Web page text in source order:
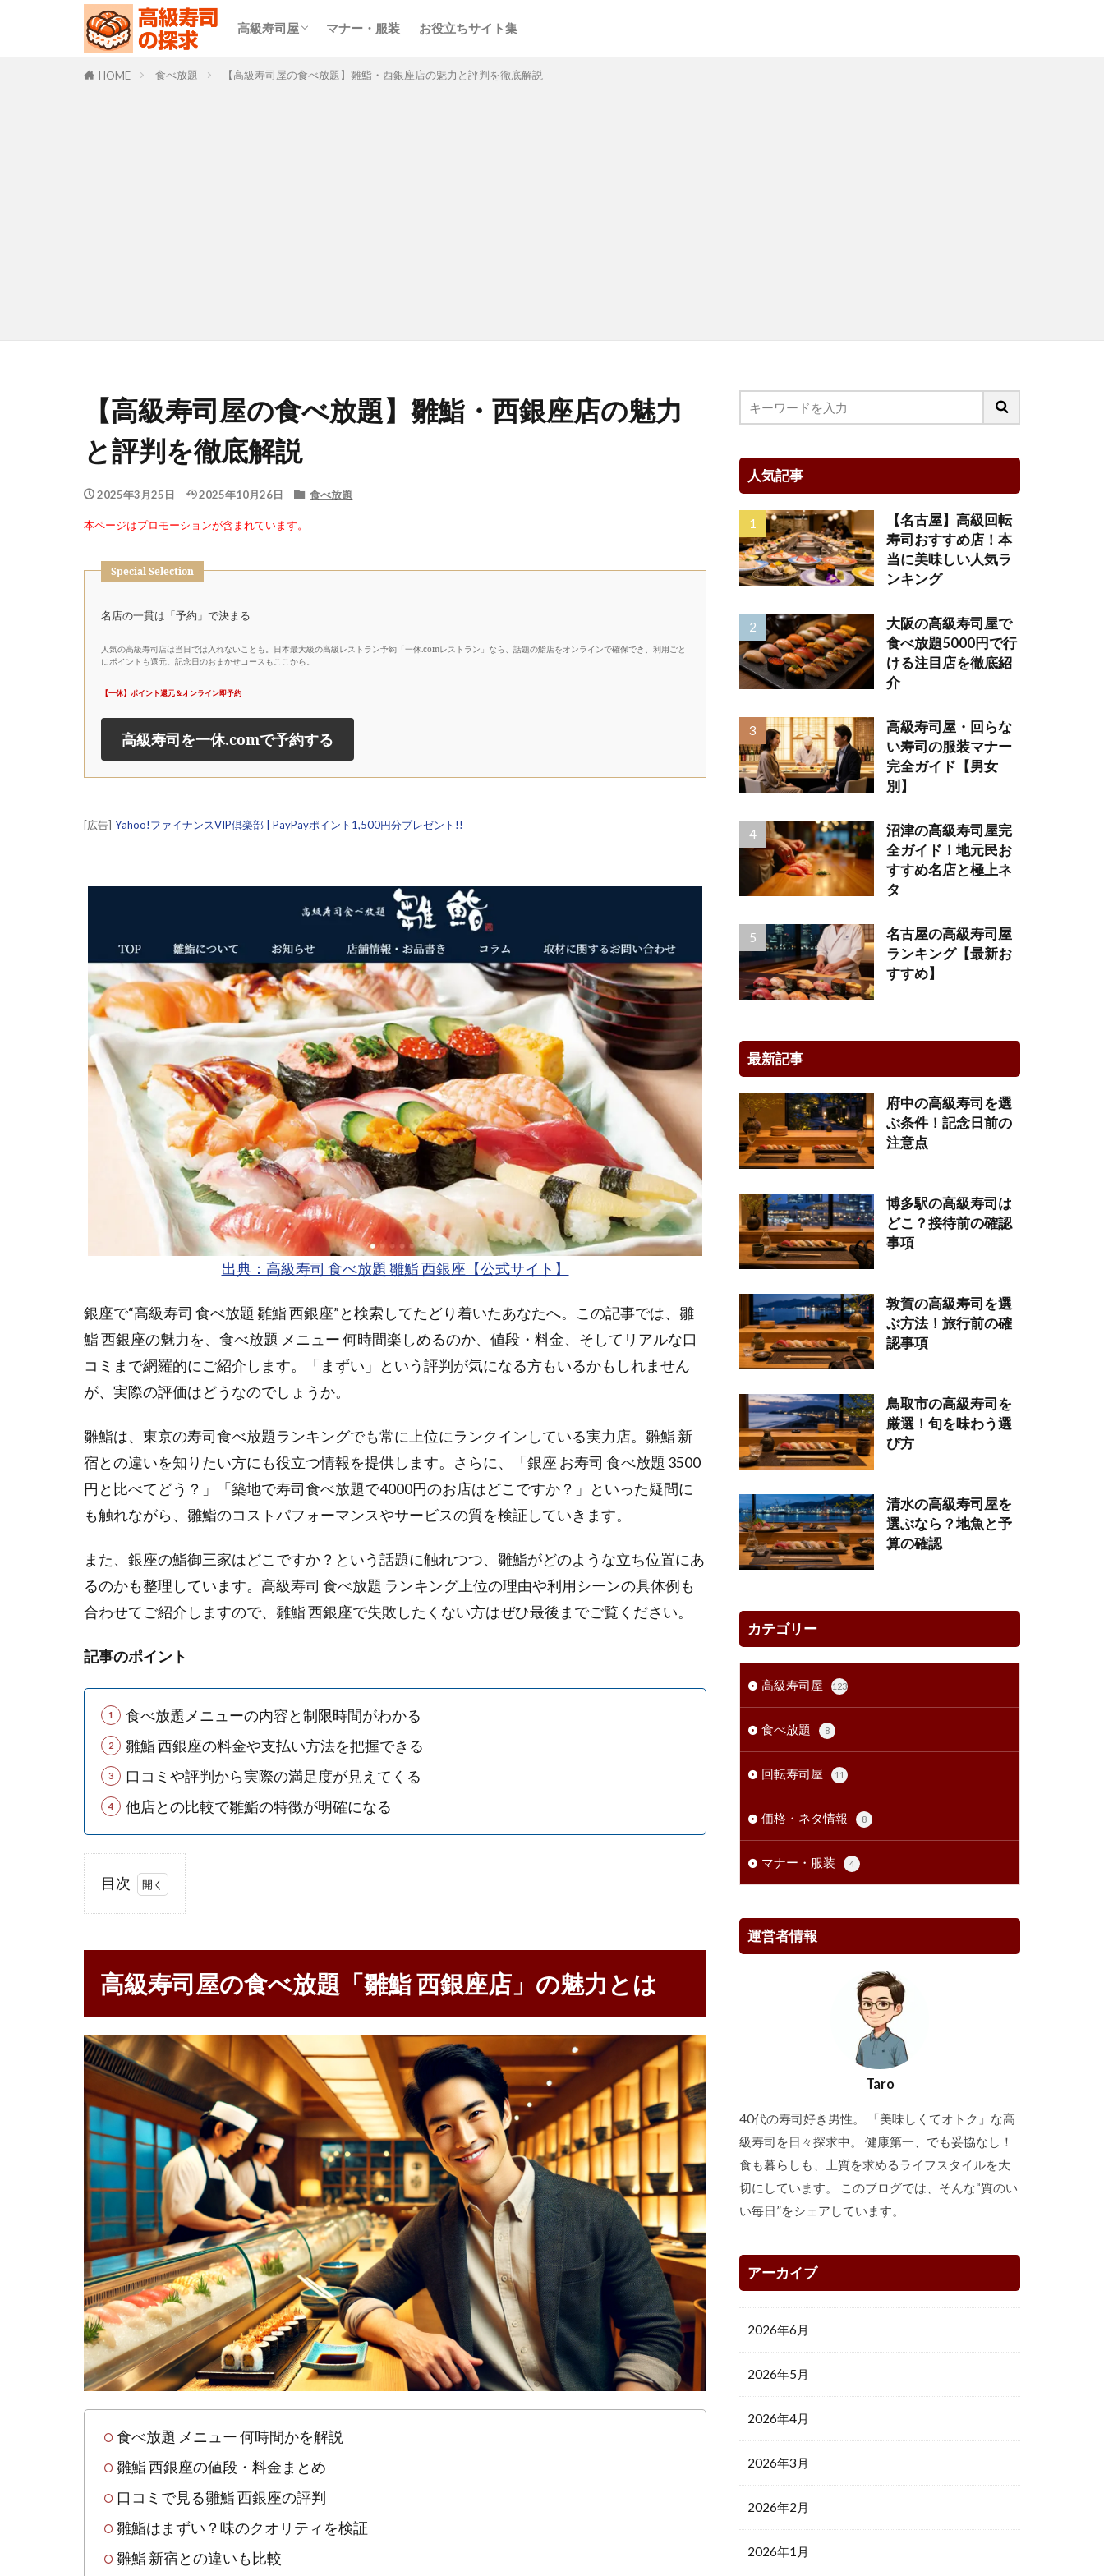
高級寿司屋 マナー・服装 お役立ちサイト集
HOME 食べ放題 【高級寿司屋の食べ放題】雛鮨・西銀座店の魅力と評判を徹底解説
【高級寿司屋の食べ放題】雛鮨・西銀座店の魅力
と評判を徹底解説
2025年3月25日 2025年10月26日 食べ放題
本ページはプロモーションが含まれています。
Special Selection
名店の一貫は「予約」で決まる
人気の高級寿司店は当日では入れないことも。日本最大級の高級レストラン予約「一休.comレストラン」なら、話題の鮨店をオンラインで確保でき、利用ごと
にポイントも還元。記念日のおまかせコースもここから。
【一休】ポイント還元＆オンライン即予約
高級寿司を一休.comで予約する
[広告] Yahoo!ファイナンスVIP倶楽部 | PayPayポイント1,500円分プレゼント!!
出典：高級寿司 食べ放題 雛鮨 西銀座【公式サイト】
銀座で“高級寿司 食べ放題 雛鮨 西銀座”と検索してたどり着いたあなたへ。この記事では、雛
鮨 西銀座の魅力を、食べ放題 メニュー 何時間楽しめるのか、値段・料金、そしてリアルな口
コミまで網羅的にご紹介します。「まずい」という評判が気になる方もいるかもしれません
が、実際の評価はどうなのでしょうか。
雛鮨は、東京の寿司食べ放題ランキングでも常に上位にランクインしている実力店。雛鮨 新
宿との違いを知りたい方にも役立つ情報を提供します。さらに、「銀座 お寿司 食べ放題 3500
円と比べてどう？」「築地で寿司食べ放題で4000円のお店はどこですか？」といった疑問に
も触れながら、雛鮨のコストパフォーマンスやサービスの質を検証していきます。
また、銀座の鮨御三家はどこですか？という話題に触れつつ、雛鮨がどのような立ち位置にあ
るのかも整理しています。高級寿司 食べ放題 ランキング上位の理由や利用シーンの具体例も
合わせてご紹介しますので、雛鮨 西銀座で失敗したくない方はぜひ最後までご覧ください。
記事のポイント
食べ放題メニューの内容と制限時間がわかる
雛鮨 西銀座の料金や支払い方法を把握できる
口コミや評判から実際の満足度が見えてくる
他店との比較で雛鮨の特徴が明確になる
目次
寿司
食べ
鮨
西銀
座
店」
の魅
力と
は
1.1
放題
メニ
ュー
は何
時間
かを
解説
1.2
雛
鮨・
西銀
座店
の値
料金
まと
高級寿司屋の食べ放題「雛鮨 西銀座店」の魅力とは
食べ放題 メニュー 何時間かを解説
雛鮨 西銀座の値段・料金まとめ
口コミで見る雛鮨 西銀座の評判
雛鮨はまずい？味のクオリティを検証
雛鮨 新宿との違いも比較
人気記事
【名古屋】高級回転
寿司おすすめ店！本
当に美味しい人気ラ
ンキング
大阪の高級寿司屋で
食べ放題5000円で行
ける注目店を徹底紹
介
高級寿司屋・回らな
い寿司の服装マナー
完全ガイド【男女
別】
沼津の高級寿司屋完
全ガイド！地元民お
すすめ名店と極上ネ
タ
名古屋の高級寿司屋
ランキング【最新お
すすめ】
最新記事
府中の高級寿司を選
ぶ条件！記念日前の
注意点
博多駅の高級寿司は
どこ？接待前の確認
事項
敦賀の高級寿司を選
ぶ方法！旅行前の確
認事項
鳥取市の高級寿司を
厳選！旬を味わう選
び方
清水の高級寿司屋を
選ぶなら？地魚と予
算の確認
カテゴリー
高級寿司屋 123
食べ放題 8
回転寿司屋 11
価格・ネタ情報 8
マナー・服装 4
運営者情報
Taro
40代の寿司好き男性。 「美味しくてオトク」な高
級寿司を日々探求中。 健康第一、でも妥協なし！
食も暮らしも、上質を求めるライフスタイルを大
切にしています。 このブログでは、そんな“質のい
い毎日”をシェアしています。
アーカイブ
2026年6月
2026年5月
2026年4月
2026年3月
2026年2月
2026年1月